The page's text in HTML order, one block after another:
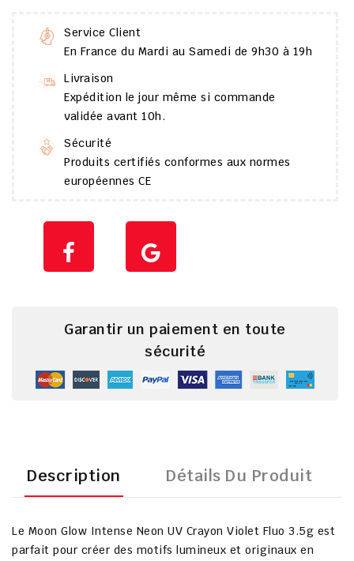
Service Client
En France du Mardi au Samedi de 9h30 à 19h
Livraison
Expédition le jour même si commande
validée avant 10h.
Sécurité
Produits certifiés conformes aux normes
européennes CE
Garantir un paiement en toute
sécurité
Description Détails Du Produit
Le Moon Glow Intense Neon UV Crayon Violet Fluo 3.5g est
parfait pour créer des motifs lumineux et originaux en